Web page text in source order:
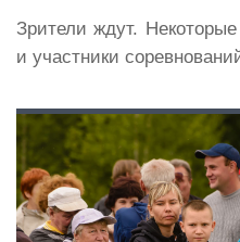
Зрители ждут.
и участники